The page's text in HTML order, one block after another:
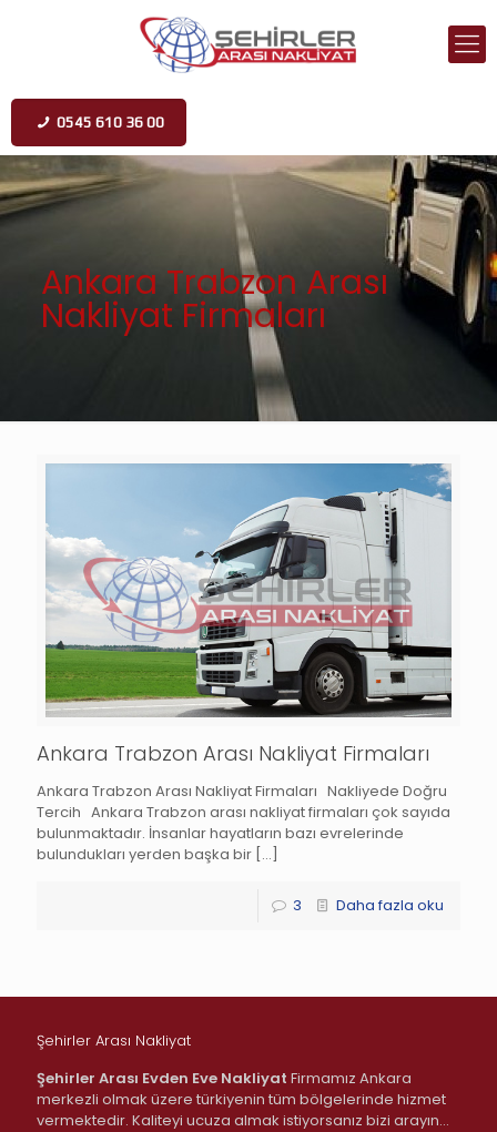
0545 610 36 00
Ankara Trabzon Arası
Nakliyat Firmaları
Ankara Trabzon Arası Nakliyat Firmaları
Ankara Trabzon Arası Nakliyat Firmaları Nakliyede Doğru
Tercih Ankara Trabzon arası nakliyat firmaları çok sayıda
bulunmaktadır. İnsanlar hayatların bazı evrelerinde
bulundukları yerden başka bir […]
3 Daha fazla oku
Şehirler Arası Nakliyat
Şehirler Arası Evden Eve Nakliyat Firmamız Ankara
merkezli olmak üzere türkiyenin tüm bölgelerinde hizmet
vermektedir. Kaliteyi ucuza almak istiyorsanız bizi arayın…